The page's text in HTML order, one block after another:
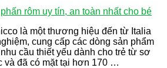
là một thương hiệu đến từ Italia
cung cấp các dòng sản phẩm
cầu thiết yếu dành cho trẻ từ sơ
và đã có mặt tại hơn 170 …